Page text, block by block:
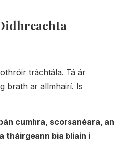
tráchtála. Tá ár
brath ar allmhairí. Is
cumhra, scorsanéara, an
tháirgeann bia bliain i